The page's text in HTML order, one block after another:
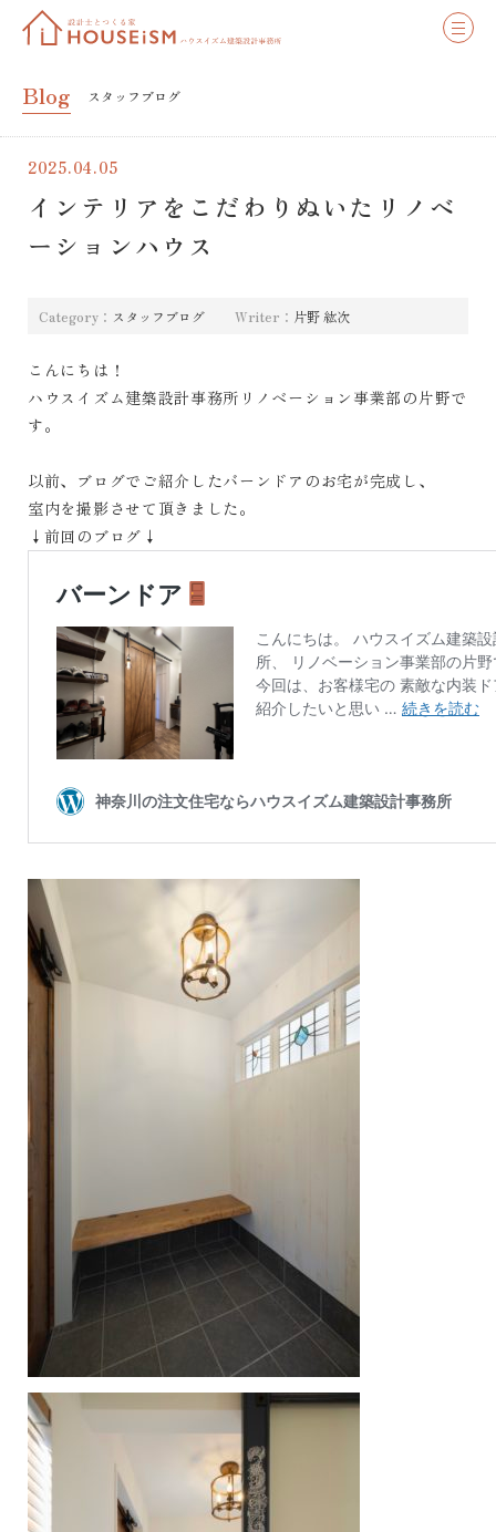
Blog スタッフブログ
2025.04.05
インテリアをこだわりぬいたリノベ
ーションハウス
Category： スタッフブログ Writer： 片野 紘次
こんにちは！
ハウスイズム建築設計事務所リノベーション事業部の片野で
す。
以前、ブログでご紹介したバーンドアのお宅が完成し、
室内を撮影させて頂きました。
↓前回のブログ↓